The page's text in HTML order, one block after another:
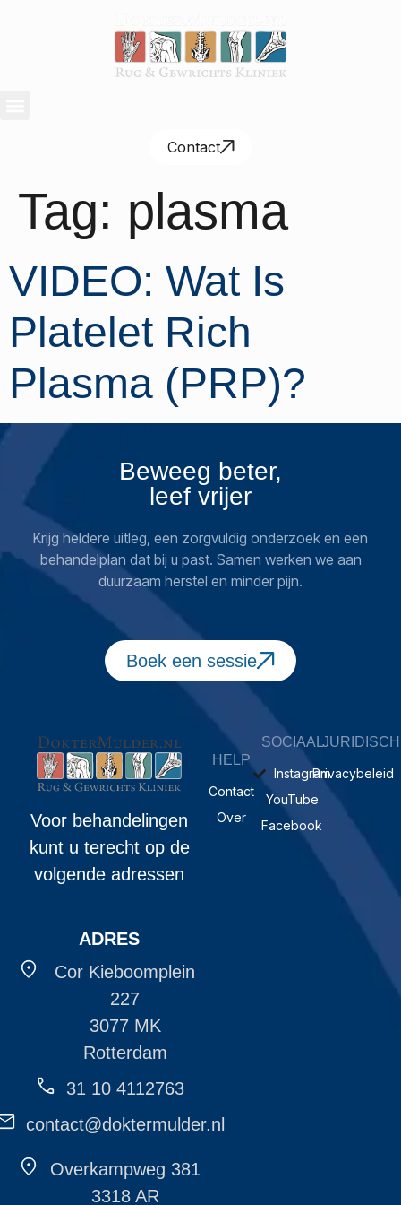
Contact
Tag: plasma
VIDEO: Wat Is
Platelet Rich
Plasma (PRP)?
Beweeg beter,
leef vrijer
Krijg heldere uitleg, een zorgvuldig onderzoek en een
behandelplan dat bij u past. Samen werken we aan
duurzaam herstel en minder pijn.
Boek een sessie
Voor behandelingen
kunt u terecht op de
volgende adressen
ADRES
Cor Kieboomplein
227
3077 MK
Rotterdam
31 10 4112763
contact@doktermulder.nl
Overkampweg 381
3318 AR
HELP
Contact
Over
SOCIAAL
Instagram
YouTube
Facebook
JURIDISCH
Privacybeleid